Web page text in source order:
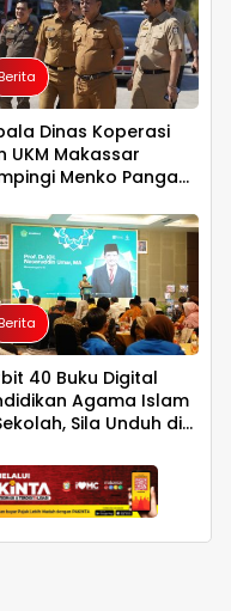
Berita
Dinas Koperasi
UKM Makassar
Menko Pangan
Putih Untia
Berita
40 Buku Digital
Agama Islam
Sila Unduh di